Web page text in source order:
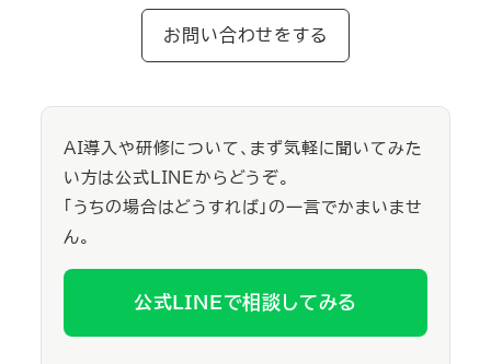
お問い合わせをする
AI導入や研修について、まず気軽に聞いてみた
い方は公式LINEからどうぞ。
「うちの場合はどうすれば」の一言でかまいませ
ん。
公式LINEで相談してみる